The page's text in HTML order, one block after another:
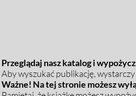
Przeglądaj nasz katalog i
Aby wyszukać publikację,
Ważne! Na tej stronie możesz